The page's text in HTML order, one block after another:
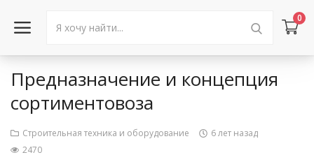
0
Войти в аккаунт
Акции
Предназначение и концепция
сортиментовоза
Строительная техника и оборудование
6 лет назад
2470